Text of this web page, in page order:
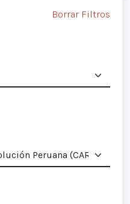
Borrar Filtros